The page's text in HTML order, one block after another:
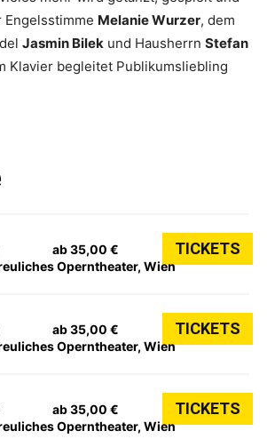
Melanie Wurzer, dem
Jasmin Bilek und Hausherrn Stefan
Klavier begleitet Publikumsliebling
Operntheater, Wien
ab 35,00 € TICKETS
Operntheater, Wien
ab 35,00 € TICKETS
Operntheater, Wien
ab 35,00 € TICKETS